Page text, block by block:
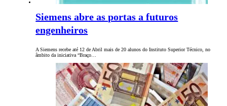
Siemens abre as portas a futuros
engenheiros
A Siemens recebe até 12 de Abril mais de 20 alunos do Instituto Superior Técnico, no
âmbito da iniciativa “Braço…